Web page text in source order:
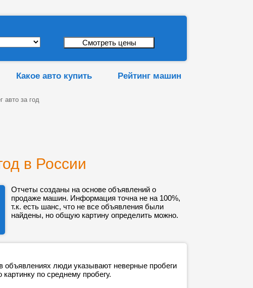
Какое авто купить Рейтинг машин
авто за год
в России
Отчеты созданы на основе объявлений о
продаже машин. Информация точна не на 100%,
т.к. есть шанс, что не все объявления были
найдены, но общую картину определить можно.
объявлениях люди указывают неверные пробеги
по среднему пробегу.